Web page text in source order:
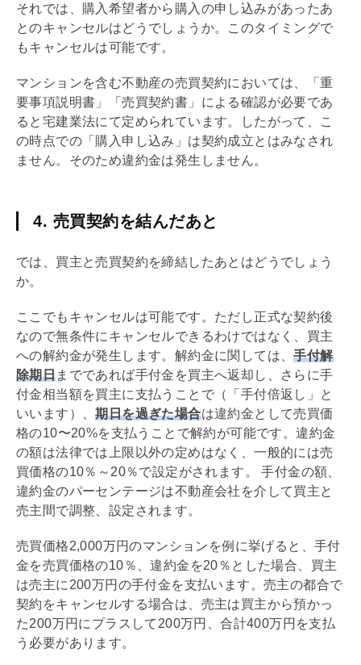
それでは、購入希望者から購入の申し込みがあったあ
とのキャンセルはどうでしょうか。このタイミングで
もキャンセルは可能です。
マンションを含む不動産の売買契約においては、「重
要事項説明書」「売買契約書」による確認が必要であ
ると宅建業法にて定められています。したがって、こ
の時点での「購入申し込み」は契約成立とはみなされ
ません。そのため違約金は発生しません。
4. 売買契約を結んだあと
では、買主と売買契約を締結したあとはどうでしょう
か。
ここでもキャンセルは可能です。ただし正式な契約後
なので無条件にキャンセルできるわけではなく、買主
への解約金が発生します。解約金に関しては、手付解
除期日までであれば手付金を買主へ返却し、さらに手
付金相当額を買主に支払うことで（「 手付倍返し」と
いいます）、期日を過ぎた場合は違約金として売買価
格の10〜20%を支払うことで解約が可能です。違約金
の額は法律では上限以外の定めはなく、一般的には売
買価格の10％～20％で設定がされます。手付金の額、
違約金のパーセンテージは不動産会社を介して買主と
売主間で調整、設定されます。
売買価格2,000万円のマンションを例に挙げると、 手付
金を売買価格の10％、違約金を20％とした場合、買主
は売主に200万円の手付金を支払います。売主の都合で
契約をキャンセルする場合は、売主は買主から預かっ
た200万円にプラスして200万円、合計400万円を支払
う必要があります。